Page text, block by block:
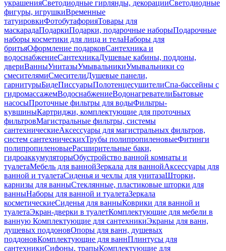
украшенияСветодиодные гирлянды, декорацииСветодиодные
фигуры, игрушкиВременные
татуировкиФотобутафорияТовары для
маскарадаПодаркиПодарки, подарочные наборыПодарочные
наборы косметики для лица и телаНаборы для
бритьяОформление подарковСантехника и
водоснабжениеСантехникаДушевые кабины, поддоны,
двериВанныУнитазыУмывальникиУмывальники со
смесителямиСмесителиДушевые панели,
гарнитурыБидеПиссуарыПолотенцесушителиСпа-бассейны с
гидромассажемВодоснабжениеВодонагревателиБытовые
насосыПроточные фильтры для водыФильтры-
кувшиныКартриджи, комплектующие для проточных
фильтровМагистральные фильтры, системы
сантехническиеАксессуары для магистральных фильтров,
систем сантехническихТрубы полипропиленовыеФитинги
полипропиленовыеРасширительные баки,
гидроаккумуляторыОбустройство ванной комнаты и
туалетаМебель для ваннойЗеркала для ваннойАксессуары для
ванной и туалетаСиденья и чехлы для унитазаШторки,
карнизы для ванныСтеклянные, пластиковые шторки для
ванныНаборы для ванной и туалетаЗеркала
косметическиеСиденья для ванныКоврики для ванной и
туалетаЭкран-дверки в туалетКомплектующие для мебели в
ванную Комплектующие для сантехникиЭкраны для ванн,
душевых поддоновОпоры для ванн, душевых
поддоновКомплектующие для ваннПлинтусы для
сантехникиСифоны, трапыКомплектующие для